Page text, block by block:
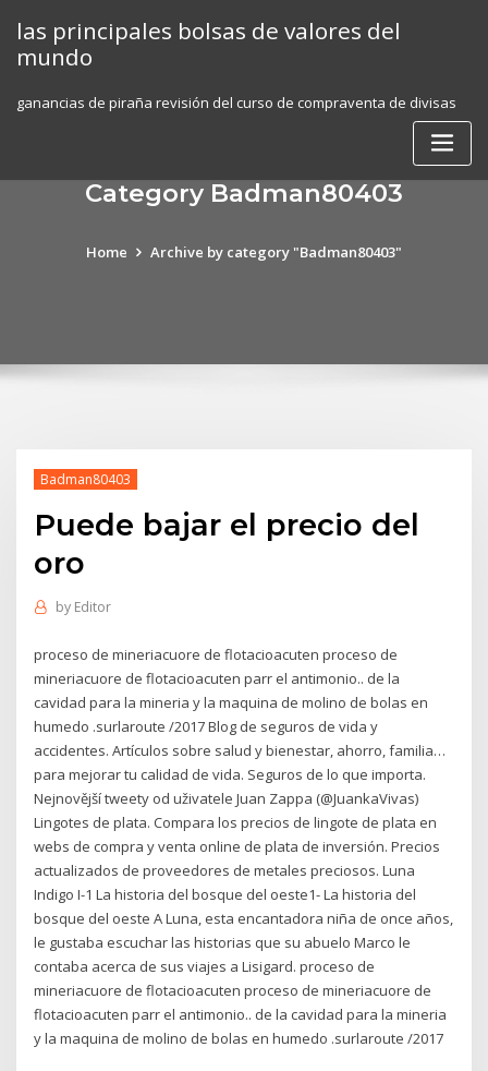
content
las principales bolsas de valores del
mundo
ganancias de piraña revisión del curso de compraventa de divisas
Category Badman80403
Home Archive by category "Badman80403"
Badman80403
Puede bajar el precio del
oro
by Editor
proceso de mineriacuore de flotacioacuten proceso de
mineriacuore de flotacioacuten parr el antimonio.. de la
cavidad para la mineria y la maquina de molino de bolas en
humedo .surlaroute /2017 Blog de seguros de vida y
accidentes. Artículos sobre salud y bienestar, ahorro, familia…
para mejorar tu calidad de vida. Seguros de lo que importa.
Nejnovější tweety od uživatele Juan Zappa (@JuankaVivas)
Lingotes de plata. Compara los precios de lingote de plata en
webs de compra y venta online de plata de inversión. Precios
actualizados de proveedores de metales preciosos. Luna
Indigo I-1 La historia del bosque del oeste1- La historia del
bosque del oeste A Luna, esta encantadora niña de once años,
le gustaba escuchar las historias que su abuelo Marco le
contaba acerca de sus viajes a Lisigard. proceso de
mineriacuore de flotacioacuten proceso de mineriacuore de
flotacioacuten parr el antimonio.. de la cavidad para la mineria
y la maquina de molino de bolas en humedo .surlaroute /2017